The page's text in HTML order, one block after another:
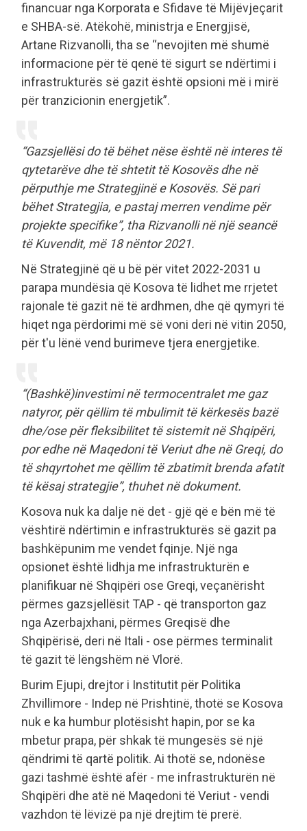
financuar nga Korporata e Sfidave të Mijëvjeçarit
e SHBA-së. Atëkohë, ministrja e Energjisë,
Artane Rizvanolli, tha se “nevojiten më shumë
informacione për të qenë të sigurt se ndërtimi i
infrastrukturës së gazit është opsioni më i mirë
për tranzicionin energjetik”.
“Gazsjellësi do të bëhet nëse është në interes të
qytetarëve dhe të shtetit të Kosovës dhe në
përputhje me Strategjinë e Kosovës. Së pari
bëhet Strategjia, e pastaj merren vendime për
projekte specifike”, tha Rizvanolli në një seancë
të Kuvendit, më 18 nëntor 2021.
Në Strategjinë që u bë për vitet 2022-2031 u
parapa mundësia që Kosova të lidhet me rrjetet
rajonale të gazit në të ardhmen, dhe që qymyri të
hiqet nga përdorimi më së voni deri në vitin 2050,
për t'u lënë vend burimeve tjera energjetike.
“(Bashkë)investimi në termocentralet me gaz
natyror, për qëllim të mbulimit të kërkesës bazë
dhe/ose për fleksibilitet të sistemit në Shqipëri,
por edhe në Maqedoni të Veriut dhe në Greqi, do
të shqyrtohet me qëllim të zbatimit brenda afatit
të kësaj strategjie”, thuhet në dokument.
Kosova nuk ka dalje në det - gjë që e bën më të
vështirë ndërtimin e infrastrukturës së gazit pa
bashkëpunim me vendet fqinje. Një nga
opsionet është lidhja me infrastrukturën e
planifikuar në Shqipëri ose Greqi, veçanërisht
përmes gazsjellësit TAP - që transporton gaz
nga Azerbajxhani, përmes Greqisë dhe
Shqipërisë, deri në Itali - ose përmes terminalit
të gazit të lëngshëm në Vlorë.
Burim Ejupi, drejtor i Institutit për Politika
Zhvillimore - Indep në Prishtinë, thotë se Kosova
nuk e ka humbur plotësisht hapin, por se ka
mbetur prapa, për shkak të mungesës së një
qëndrimi të qartë politik. Ai thotë se, ndonëse
gazi tashmë është afër - me infrastrukturën në
Shqipëri dhe atë në Maqedoni të Veriut - vendi
vazhdon të lëvizë pa një drejtim të prerë.